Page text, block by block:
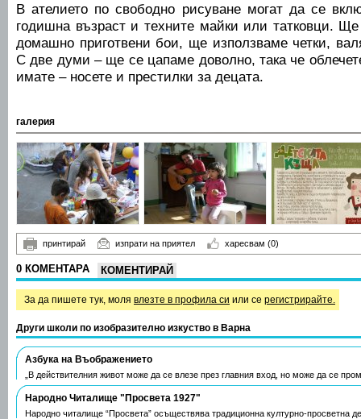
В ателието по свободно рисуване могат да се
годишна възраст и техните майки или татковци.
домашно приготвени бои, ще използваме четки,
С две думи – ще се цапаме доволно, така че
имате – носете и престилки за децата.
галерия
принтирай изпрати на приятел харесвам (0)
0 КОМЕНТАРА КОМЕНТИРАЙ
За да пишете тук, моля влезте в профила си или се регистрирайте.
Други школи по изобразително изкуство в Варна
Азбука на Въображението
„В действителния живот може да се влезе през главния вход, но може да се
Народно Читалище "Просвета 1927"
Народно читалище “Просвета” осъществява традиционна културно-просветна